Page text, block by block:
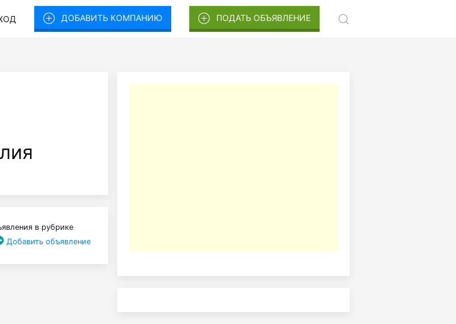
ДОБАВИТЬ КОМПАНИЮ ПОДАТЬ ОБЪЯВЛЕНИЕ
в рубрике
Добавить объявление